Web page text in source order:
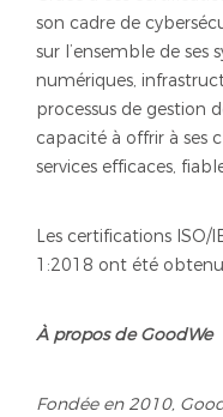
son cadre de
sur l’ensemble de ses
numériques,
processus de gestion
capacité à offrir à ses
services efficaces,
Les certifications ISO/
1:2018 ont été
À propos de GoodWe
Fondée en 2010,